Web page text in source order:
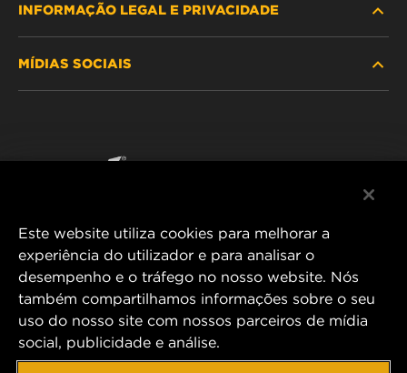
PROCURE O FILTRO
ONDE COMPRAR
CONTACTE NOS
INFORMAÇÃO LEGAL E PRIVACIDADE
MÍDIAS SOCIAIS
MANN+HUMMEL FT Poland
ul. Wrocławska 145,
63-800 GOSTYŃ, POLAND
Tel. +48 65 572 89 00
E-mail:info@mann-hummel.com
Este website utiliza cookies para melhorar a
experiência do utilizador e para analisar o
desempenho e o tráfego no nosso website. Nós
também compartilhamos informações sobre o seu
uso do nosso site com nossos parceiros de mídia
social, publicidade e análise.